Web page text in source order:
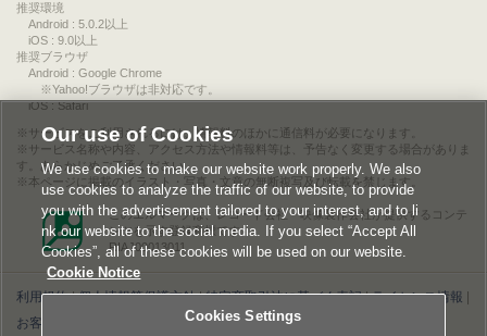
推奨環境
Android : 5.0.2以上
iOS : 9.0以上
推奨ブラウザ
Android : Google Chrome
※Yahoo!ブラウザは非対応です。
iOS : Safari
サービスをご利用されるには、情報料のほかに通信料が必要になります。
サービス名称や内容、アクセス方法や情報料等は、予告なく変更する場合がありま
す。あらかじめご了承ください。
本ページに掲載のイラスト・写真・文章の無断複写及び転載を禁じます。
このエルマークは、レコード会社・映像製作会社が提供するコンテ
ンツを示す登録商標です。
RIAJ00013011
利用規約|個人情報等保護方針|特定商取引法に基づく表記|ライセンス情報
お客様情報の外部送信について|Cookies Settings
Our use of Cookies
We use cookies to make our website work properly. We also
use cookies to analyze the traffic of our website, to provide
you with the advertisement tailored to your interest, and to li
nk our website to the social media. If you select “Accept All
Cookies”, all of these cookies will be used on our website.
Cookie Notice
Cookies Settings